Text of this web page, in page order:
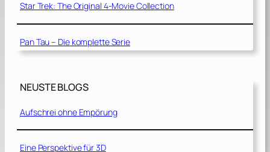
Star Trek: The Original 4-Movie Collection
Pan Tau – Die komplette Serie
NEUSTE BLOGS
Aufschrei ohne Empörung
Eine Perspektive für 3D